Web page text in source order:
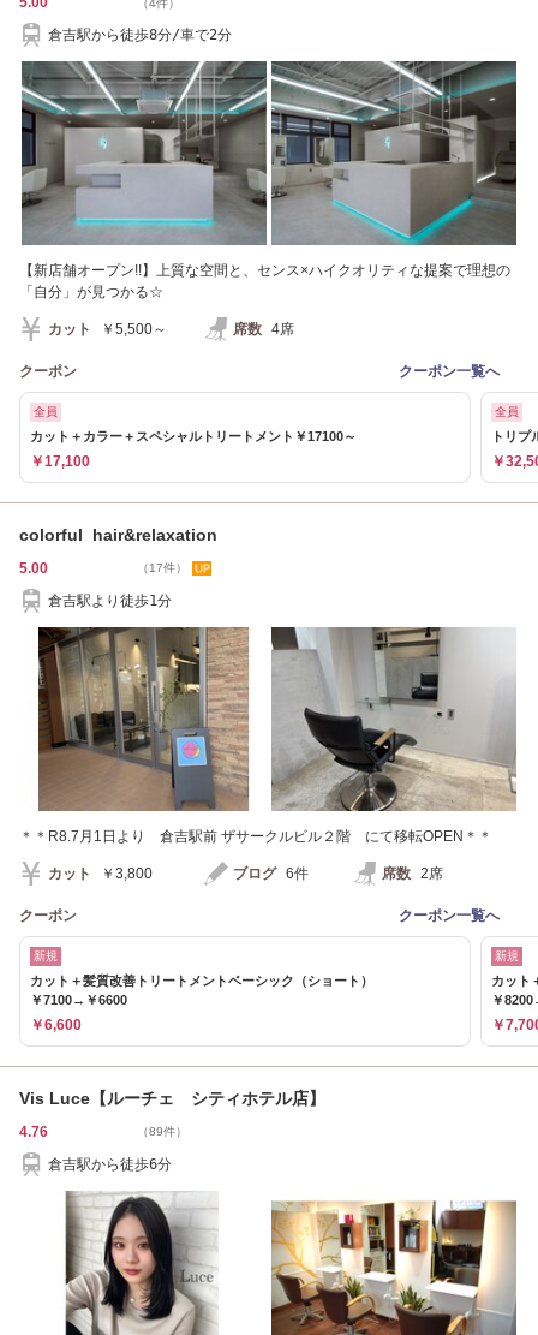
倉吉駅から徒歩8分/車で2分
【新店舗オープン!!】上質な空間と、センス×ハイクオリティな提案で理想の
「自分」が見つかる☆
カット ￥5,500～ 席数 4席
クーポン クーポン一覧へ
全員
カット＋カラー＋スペシャルトリートメント￥17100～
￥17,100
全員
トリプ
￥
colorful hair&relaxation
5.00 （17件）
倉吉駅より徒歩1分
＊＊R8.7月1日より 倉吉駅前 ザサークルビル２階 にて移転OPEN＊＊
カット ￥3,800 ブログ 6件 席数 2席
クーポン クーポン一覧へ
新規
カット＋髪質改善トリートメントベーシック（ショート）
￥7100→￥6600
￥6,600
新規
カット
￥
￥
Vis Luce【ルーチェ シティホテル店】
4.76 （89件）
倉吉駅から徒歩6分